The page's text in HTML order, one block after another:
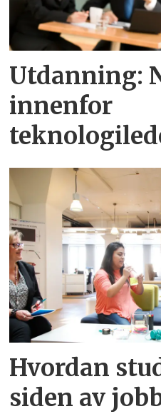
Utdanning:
innenfor
Hvordan
siden av